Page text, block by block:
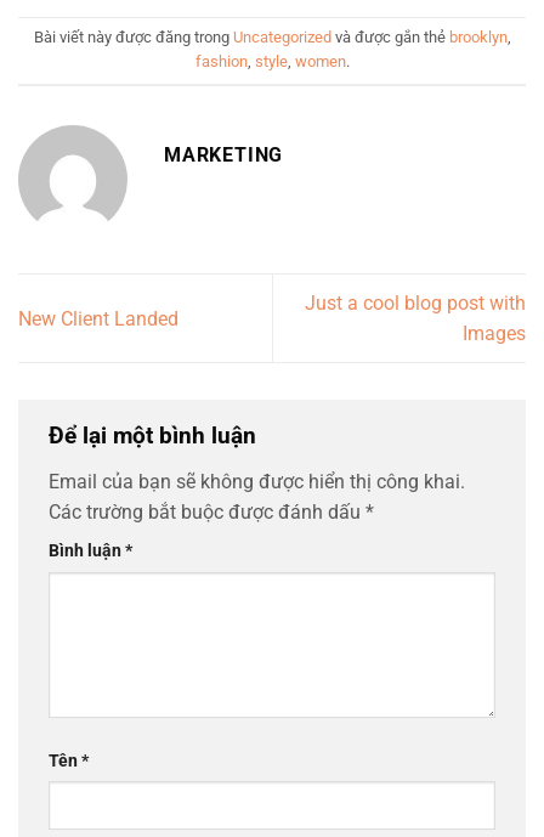
Bài viết này được đăng trong Uncategorized và được gắn thẻ brooklyn,
fashion, style, women.
MARKETING
New Client Landed
Just a cool blog post with
Images
Để lại một bình luận
Email của bạn sẽ không được hiển thị công khai.
Các trường bắt buộc được đánh dấu *
Bình luận*
Tên*